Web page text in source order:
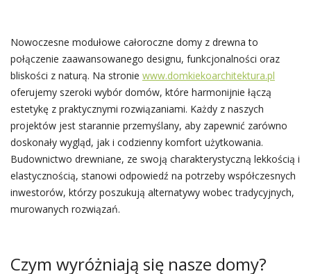
Nowoczesne modułowe całoroczne domy z drewna to
połączenie zaawansowanego designu, funkcjonalności oraz
bliskości z naturą. Na stronie www.domkiekoarchitektura.pl
oferujemy szeroki wybór domów, które harmonijnie łączą
estetykę z praktycznymi rozwiązaniami. Każdy z naszych
projektów jest starannie przemyślany, aby zapewnić zarówno
doskonały wygląd, jak i codzienny komfort użytkowania.
Budownictwo drewniane, ze swoją charakterystyczną lekkością i
elastycznością, stanowi odpowiedź na potrzeby współczesnych
inwestorów, którzy poszukują alternatywy wobec tradycyjnych,
murowanych rozwiązań.
Czym wyróżniają się nasze domy?